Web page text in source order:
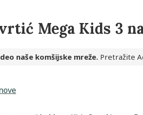
Mega Kids 3
naše komšijske mreže. Pretražite